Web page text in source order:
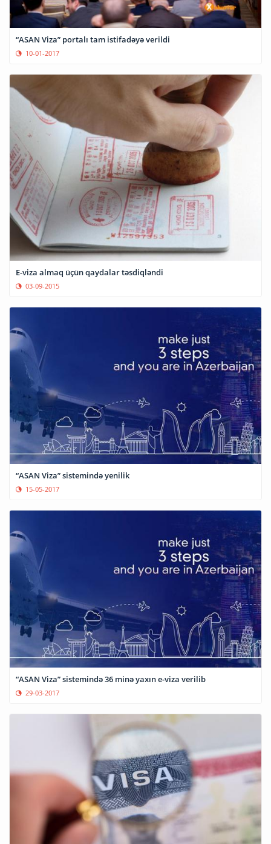
“ASAN Viza” portalı tam istifadəyə verildi
10-01-2017
E-viza almaq üçün qaydalar təsdiqləndi
03-09-2015
“ASAN Viza” sistemində yenilik
15-05-2017
“ASAN Viza” sistemində 36 minə yaxın e-viza verilib
29-03-2017